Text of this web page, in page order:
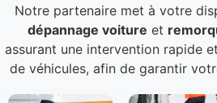
Notre partenaire met à votre
dépannage voiture et
assurant une intervention rapide
de véhicules, afin de garantir